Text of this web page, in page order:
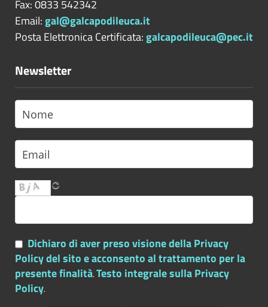
Fax: 0833 542342
Email:gal@galcapodileuca.it
Posta Elettronica Certificata:galcapodileuca@pec.it
Newsletter
Dichiaro di aver preso visione della Privacy
Policy del sito e acconsento al trattamento per la
presente finalità.Testo integrale sulla Privacy
Policy.